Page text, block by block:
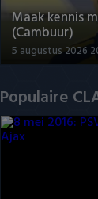
Maak kennis
(Cambuur)
5 augustus 2026
Populaire